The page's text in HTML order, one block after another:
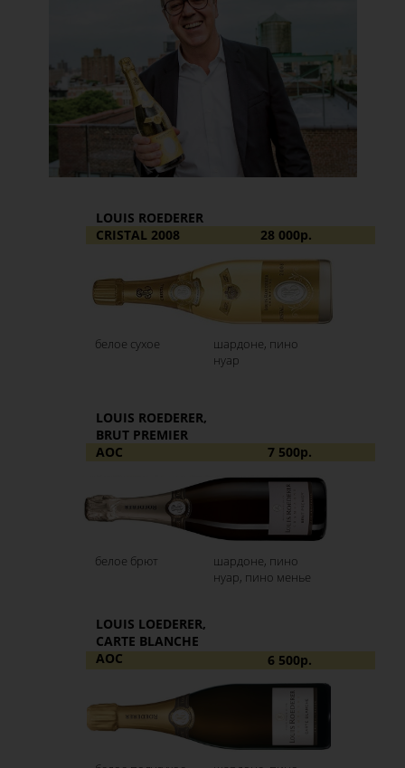
белое сухое
28 000р.
LOUIS ROEDERER
CRISTAL 2008
белое брют
7 500р.
LOUIS ROEDERER,
BRUT PREMIER
AOC
шардоне, пино
нуар, пино менье
6 500р.
LOUIS LOEDERER,
CARTE BLANCHE
AOC
шардоне, пино
нуар